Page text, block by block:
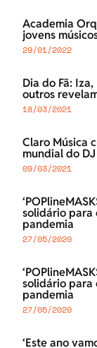
Academia
jovens
29/01/2022
Dia do Fã:
outros
18/03/2021
Claro Música
mundial do DJ
09/03/2021
solidário para
pandemia
27/05/2020
solidário para
pandemia
27/05/2020
‘Este ano